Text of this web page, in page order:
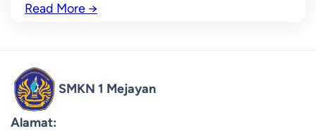
Read More →
SMKN 1 Mejayan
Alamat: